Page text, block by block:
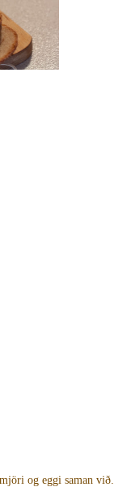
og eggi saman við.